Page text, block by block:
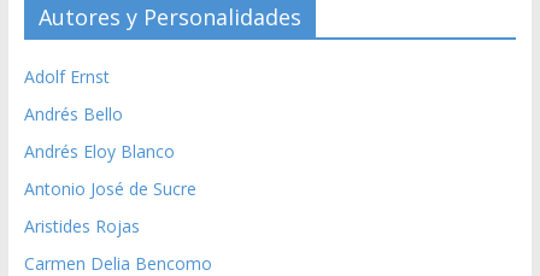
Autores y Personalidades
Adolf Ernst
Andrés Bello
Andrés Eloy Blanco
Antonio José de Sucre
Aristides Rojas
Carmen Delia Bencomo